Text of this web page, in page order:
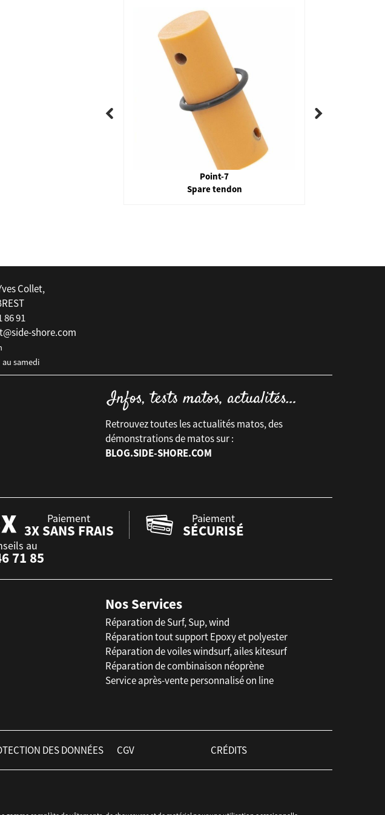
Point-7
Spare tendon
Collet,
86 91
shore.com
samedi
Retrouvez toutes les actualités matos, des
démonstrations de matos sur :
BLOG.SIDE-SHORE.COM
Paiement
3X SANS FRAIS
Paiement
SÉCURISÉ
au
71 85
Nos Services
Réparation de Surf, Sup, wind
Réparation tout support Epoxy et polyester
Réparation de voiles windsurf, ailes kitesurf
Réparation de combinaison néoprène
Service après-vente personnalisé on line
DES DONNÉES CGV CRÉDITS